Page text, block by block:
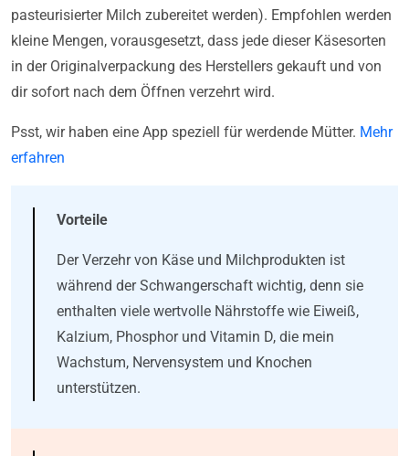
pasteurisierter Milch zubereitet werden). Empfohlen werden
kleine Mengen, vorausgesetzt, dass jede dieser Käsesorten
in der Originalverpackung des Herstellers gekauft und von
dir sofort nach dem Öffnen verzehrt wird.
Psst, wir haben eine App speziell für werdende Mütter. Mehr
erfahren
Vorteile
Der Verzehr von Käse und Milchprodukten ist
während der Schwangerschaft wichtig, denn sie
enthalten viele wertvolle Nährstoffe wie Eiweiß,
Kalzium, Phosphor und Vitamin D, die mein
Wachstum, Nervensystem und Knochen
unterstützen.